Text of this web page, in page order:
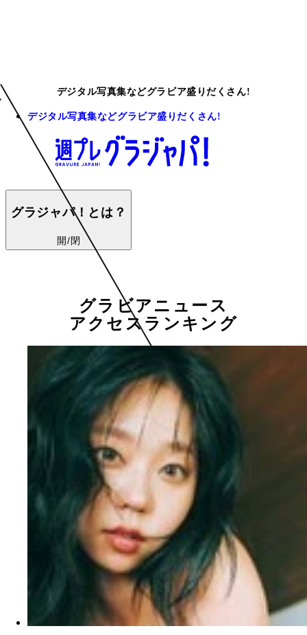
デジタル写真集などグラビア盛りだくさん!
デジタル写真集などグラビア盛りだくさん!
グラジャパ！とは？
開/閉
グラビアニュース
アクセスランキング